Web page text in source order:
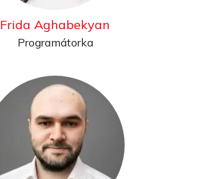
Frida Aghabekyan
Programátorka